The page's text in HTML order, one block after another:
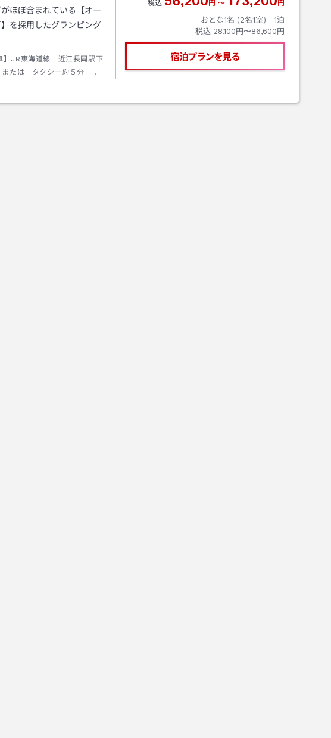
ほぼ含まれている【オー
を採用したグランピング
】JR東海道線 近江長岡駅下
たは タクシー約５分 料
税込 円 〜 円
おとな1名 (2名1室)｜ 1泊
税込 28,100円〜86,600円
宿泊プランを見る